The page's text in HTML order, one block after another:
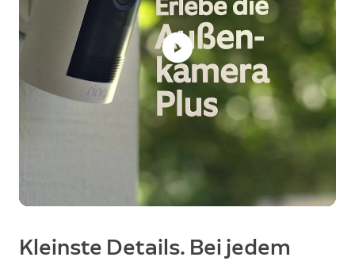
Kleinste Details. Bei jedem